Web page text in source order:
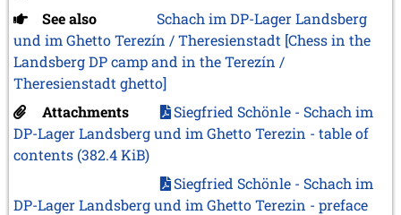
See also
Schach im DP-Lager Landsberg
und im Ghetto Terezín / Theresienstadt [Chess in the
Landsberg DP camp and in the Terezín /
Theresienstadt ghetto]
Attachments
Siegfried Schönle - Schach im
DP-Lager Landsberg und im Ghetto Terezin - table of
contents (382.4 KiB)
Siegfried Schönle - Schach im
DP-Lager Landsberg und im Ghetto Terezin - preface